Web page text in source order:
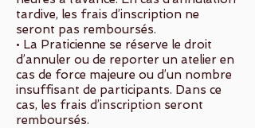
tardive, les frais d’inscription ne
seront pas remboursés.
• La Praticienne se réserve le droit
d’annuler ou de reporter un atelier en
cas de force majeure ou d’un nombre
insuffisant de participants. Dans ce
cas, les frais d’inscription seront
remboursés.